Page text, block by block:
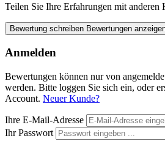
Teilen Sie Ihre Erfahrungen mit anderen
Bewertung schreiben Bewertungen
Anmelden
Bewertungen können nur von
werden. Bitte loggen Sie sich ein, oder
Account. Neuer Kunde?
Ihre E-Mail-Adresse
Ihr Passwort